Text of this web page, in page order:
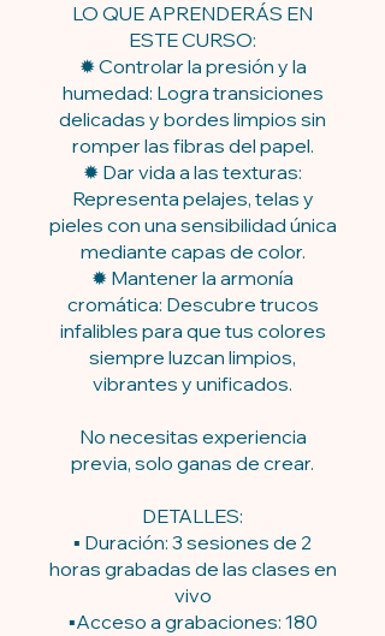
LO QUE APRENDERÁS EN
ESTE CURSO:
✹ Controlar la presión y la
humedad: Logra transiciones
delicadas y bordes limpios sin
romper las fibras del papel.
✹ Dar vida a las texturas:
Representa pelajes, telas y
pieles con una sensibilidad única
mediante capas de color.
✹ Mantener la armonía
cromática: Descubre trucos
infalibles para que tus colores
siempre luzcan limpios,
vibrantes y unificados.
No necesitas experiencia
previa, solo ganas de crear.
DETALLES:
▪️ Duración: 3 sesiones de 2
horas grabadas de las clases en
vivo
▪️Acceso a grabaciones: 180